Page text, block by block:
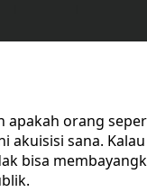
apakah orang
akuisisi sana.
bisa